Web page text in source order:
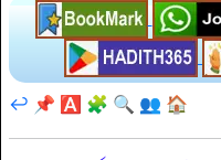
🏠
👥
🔍
🧩
🅰️
📌
↩️